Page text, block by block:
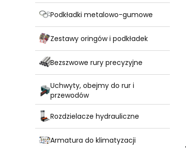
Podkładki metalowo-gumowe
Zestawy oringów i podkładek
Bezszwowe rury precyzyjne
Uchwyty, obejmy do rur i
przewodów
Rozdzielacze hydrauliczne
Armatura do klimatyzacji